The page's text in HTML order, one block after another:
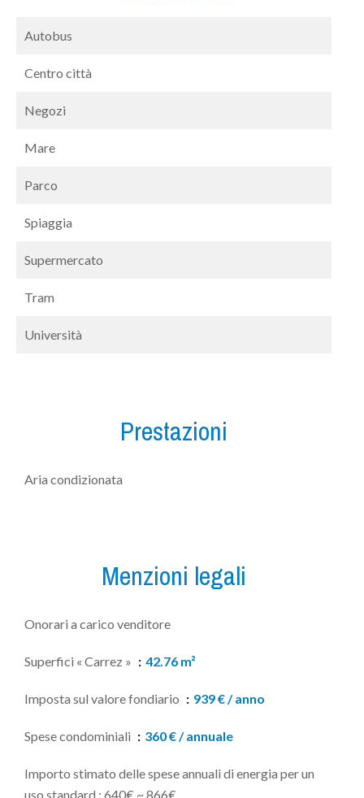
Autobus
Centro città
Negozi
Mare
Parco
Spiaggia
Supermercato
Tram
Università
Prestazioni
Aria condizionata
Menzioni legali
Onorari a carico venditore
Superfici « Carrez » 42.76 m²
Imposta sul valore fondiario 939 € / anno
Spese condominiali 360 € / annuale
Importo stimato delle spese annuali di energia per un
uso standard : 640€ ~ 866€